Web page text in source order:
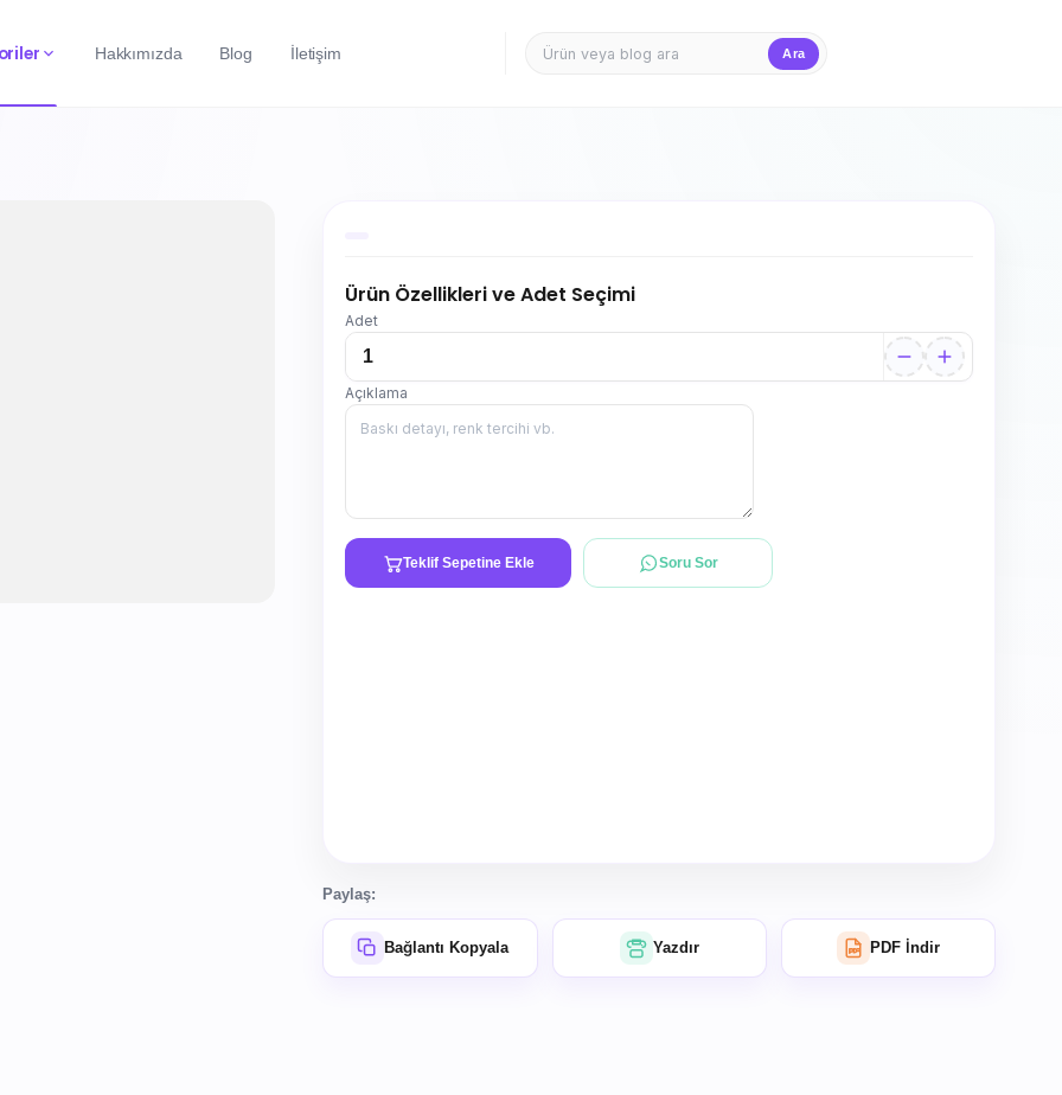
Hakkımızda Blog İletişim Ara
Ürün Özellikleri ve Adet Seçimi
Adet
Açıklama
Teklif Sepetine Ekle Soru Sor
Paylaş:
Bağlantı Kopyala Yazdır PDF İndir